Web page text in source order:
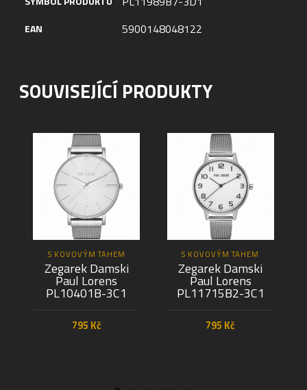
EAN 5900148048122
SOUVISEJÍCÍ PRODUKTY
S KOVOVÝM TAHEM
Zegarek Damski
Paul Lorens
PL10401B-3C1
795 Kč
S KOVOVÝM TAHEM
Zegarek Damski
Paul Lorens
PL11715B2-3C1
795 Kč